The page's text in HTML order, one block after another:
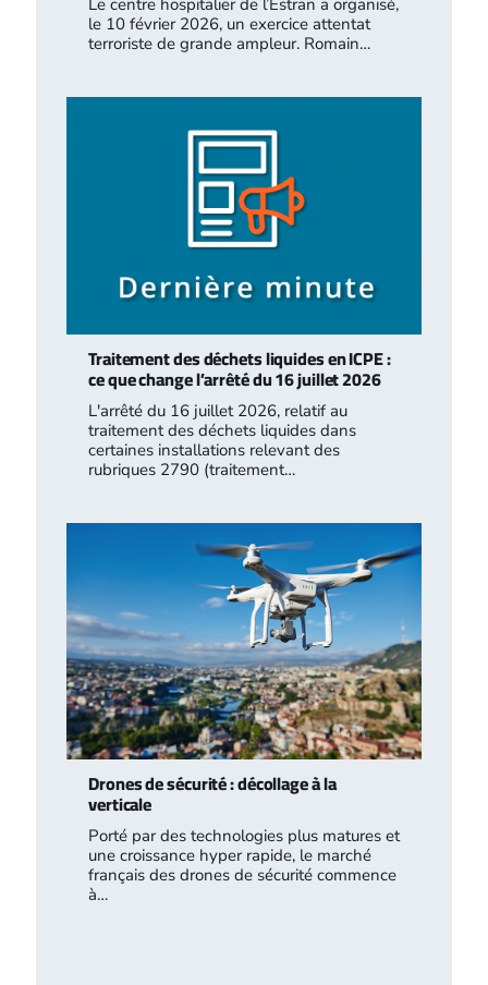
Le centre hospitalier de l’Estran a organisé,
le 10 février 2026, un exercice attentat
terroriste de grande ampleur. Romain…
Traitement des déchets liquides en ICPE :
ce que change l’arrêté du 16 juillet 2026
L'arrêté du 16 juillet 2026, relatif au
traitement des déchets liquides dans
certaines installations relevant des
rubriques 2790 (traitement…
Drones de sécurité : décollage à la
verticale
Porté par des technologies plus matures et
une croissance hyper rapide, le marché
français des drones de sécurité commence
à…